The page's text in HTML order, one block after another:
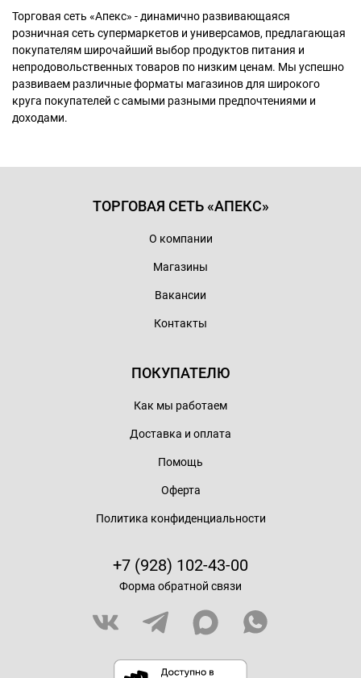
Торговая сеть «Апекс» - динамично развивающаяся
розничная сеть супермаркетов и универсамов, предлагающая
покупателям широчайший выбор продуктов питания и
непродовольственных товаров по низким ценам. Мы успешно
развиваем различные форматы магазинов для широкого
круга покупателей с самыми разными предпочтениями и
доходами.
ТОРГОВАЯ СЕТЬ «АПЕКС»
О компании
Магазины
Вакансии
Контакты
ПОКУПАТЕЛЮ
Как мы работаем
Доставка и оплата
Помощь
Оферта
Политика конфиденциальности
+7 (928) 102-43-00
Форма обратной связи